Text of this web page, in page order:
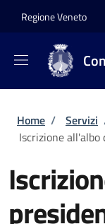
Regione Veneto
Briciole
Home / Servizi
Iscrizione